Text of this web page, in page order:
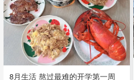
8月生活 熬过最难的开学第一周